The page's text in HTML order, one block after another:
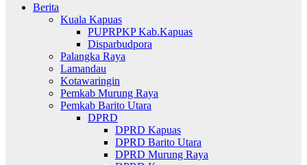
Berita
Kuala Kapuas
PUPRPKP Kab.Kapuas
Disparbudpora
Palangka Raya
Lamandau
Kotawaringin
Pemkab Murung Raya
Pemkab Barito Utara
DPRD
DPRD Kapuas
DPRD Barito Utara
DPRD Murung Raya